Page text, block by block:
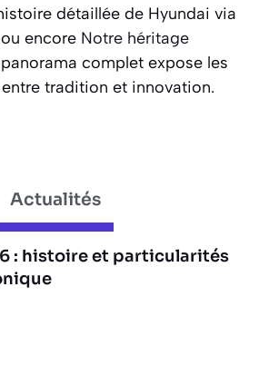
détaillée de Hyundai via
ou encore Notre héritage
complet expose les
tradition et innovation.
Actualités
: histoire et particularités